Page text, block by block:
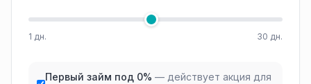
1 дн. 30 дн.
Первый займ под 0% — действует акция для